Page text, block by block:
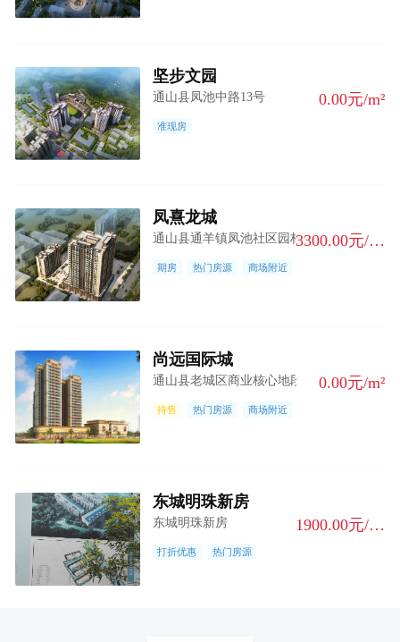
坚步文园
通山县凤池中路13号 0.00元/m²
准现房
凤熹龙城
通山县通羊镇凤池社区园林小区 3300.00元/m²
期房 热门房源 商场附近
尚远国际城
通山县老城区商业核心地段 0.00元/m²
待售 热门房源 商场附近
东城明珠新房
东城明珠新房 1900.00元/m²
打折优惠 热门房源